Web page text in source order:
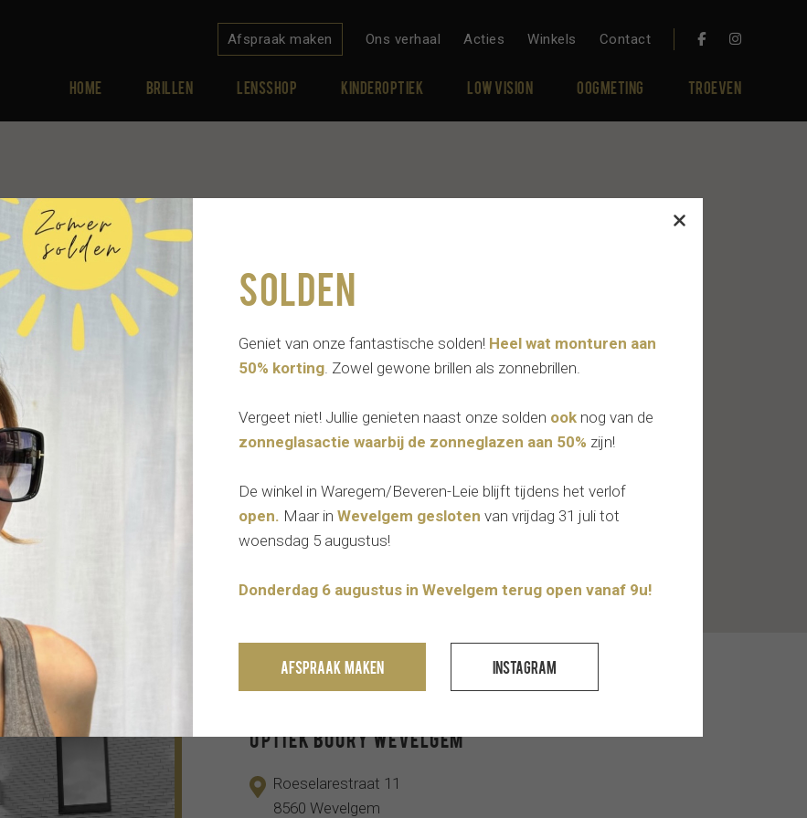
Afspraak maken Ons verhaal Acties Winkels Contact
Home Brillen Lensshop Kinderoptiek Low vision Oogmeting Troeven
Contact info
Optiek Boury Wevelgem
Roeselarestraat 11
8560 Wevelgem
Solden
Geniet van onze fantastische solden! Heel wat monturen aan
50% korting. Zowel gewone brillen als zonnebrillen.
Vergeet niet! Jullie genieten naast onze solden ook nog van de
zonneglasactie waarbij de zonneglazen aan 50% zijn!
De winkel in Waregem/Beveren-Leie blijft tijdens het verlof
open. Maar in Wevelgem gesloten van vrijdag 31 juli tot
woensdag 5 augustus!
Donderdag 6 augustus in Wevelgem terug open vanaf 9u!
Afspraak maken Instagram